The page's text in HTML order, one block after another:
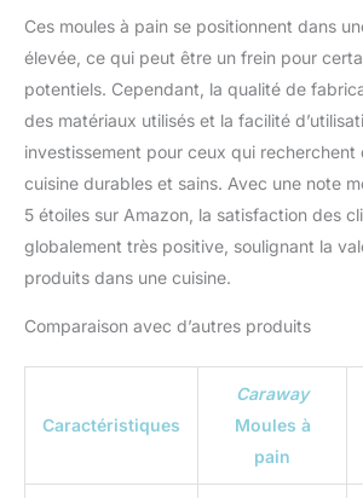
de tout
Ces moules à pain se positionnent dans
élevée, ce qui peut être un frein pour
potentiels. Cependant, la qualité de
des matériaux utilisés et la facilité
investissement pour ceux qui recherchent
cuisine durables et sains. Avec une note
5 étoiles sur Amazon, la satisfaction des
globalement très positive, soulignant la
produits dans une cuisine.
Comparaison avec d’autres produits
Caractéristiques
Caraway
Moules à
pain